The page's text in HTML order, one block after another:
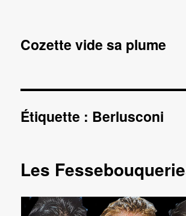
Cozette vide sa plume
Étiquette : Berlusconi
Les